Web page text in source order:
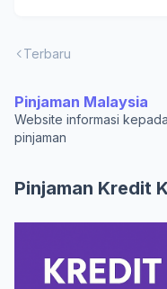
Terbaru
Pinjaman Malaysia
Website informasi
pinjaman
Pinjaman Kredit